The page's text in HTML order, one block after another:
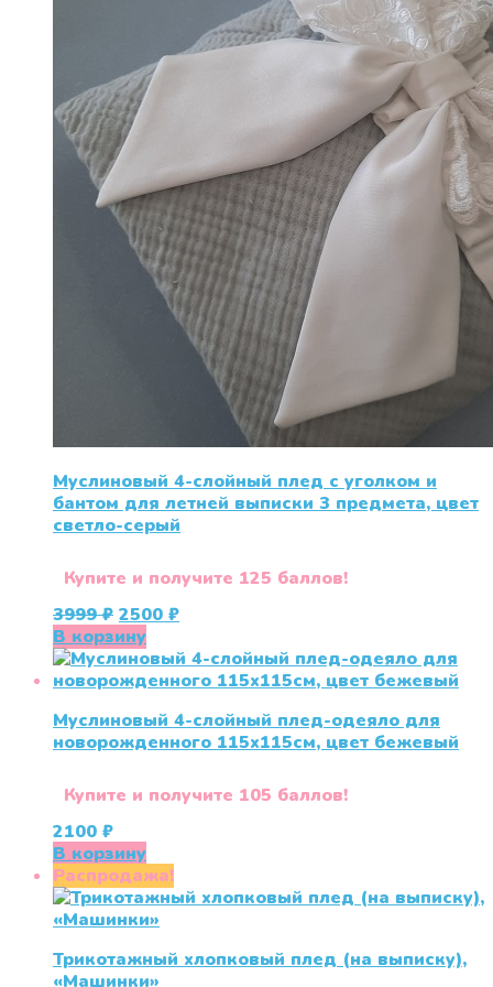
Муслиновый 4-слойный плед с уголком и
бантом для летней выписки 3 предмета, цвет
светло-серый
Купите и получите 125 баллов!
3999₽ Первоначальная
цена
составляла
3999 ₽.
2500 ₽Текущая
2500 ₽.
В корзину
Муслиновый 4-слойный плед-одеяло для
новорожденного 115х115см, цвет бежевый
Купите и получите 105 баллов!
2100 ₽
В корзину
Распродажа!
Трикотажный хлопковый плед (на выписку),
«Машинки»